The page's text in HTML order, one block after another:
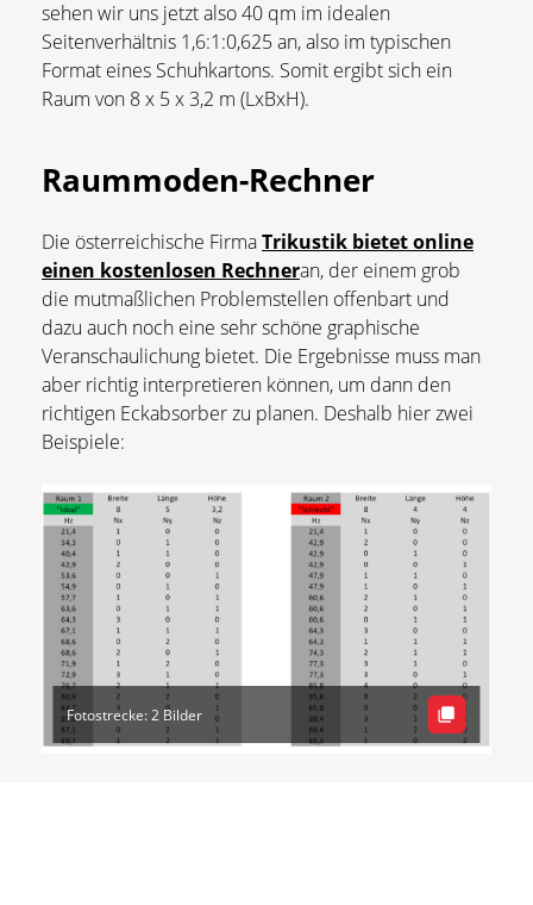
sehen wir uns jetzt also 40 qm im idealen
Seitenverhältnis 1,6:1:0,625 an, also im typischen
Format eines Schuhkartons. Somit ergibt sich ein
Raum von 8 x 5 x 3,2 m (LxBxH).
Raummoden-Rechner
Die österreichische FirmaTrikustik bietet online
einen kostenlosen Rechneran, der einem grob
die mutmaßlichen Problemstellen offenbart und
dazu auch noch eine sehr schöne graphische
Veranschaulichung bietet. Die Ergebnisse muss man
aber richtig interpretieren können, um dann den
richtigen Eckabsorber zu planen. Deshalb hier zwei
Beispiele:
Fotostrecke: 2 Bilder